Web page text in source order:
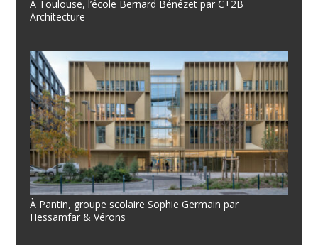
À Toulouse, l’école Bernard Bénézet par C+2B
Architecture
À Pantin, groupe scolaire Sophie Germain par
Hessamfar & Vérons